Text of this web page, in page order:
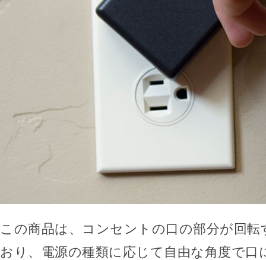
この商品は、コンセントの口の部分が回
おり、電源の種類に応じて自由な角度で口